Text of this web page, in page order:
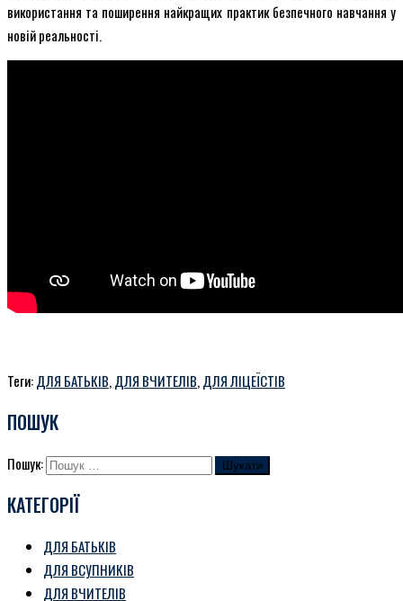
використання та поширення найкращих практик безпечного навчання у
новій реальності.
Теги:ДЛЯ БАТЬКІВ,ДЛЯ ВЧИТЕЛІВ,ДЛЯ ЛІЦЕЇСТІВ
ПОШУК
Пошук:
КАТЕГОРІЇ
ДЛЯ БАТЬКІВ
ДЛЯ ВСУПНИКІВ
ДЛЯ ВЧИТЕЛІВ